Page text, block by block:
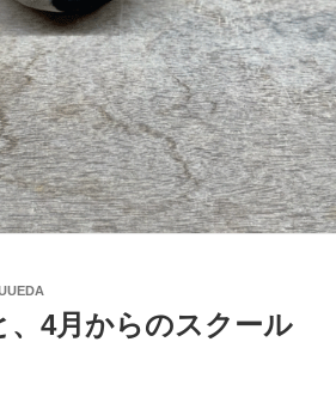
、4月からのスクール